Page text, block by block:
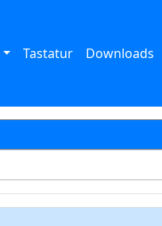
Tastatur Downloads